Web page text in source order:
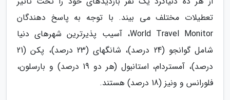
تعطیلات مختلف می بیند. با توجه به پاسخ دهندگان
World Travel Monitor، آسیب پذیرترین شهرهای دنیا
شامل گوانجو (24 درصد)، شانگهای (23 درصد)، پکن (21
درصد)، آمستردام، استانبول (هر دو 19 درصد) و بارسلون،
فلورانس و ونیز (18 درصد) هستند.